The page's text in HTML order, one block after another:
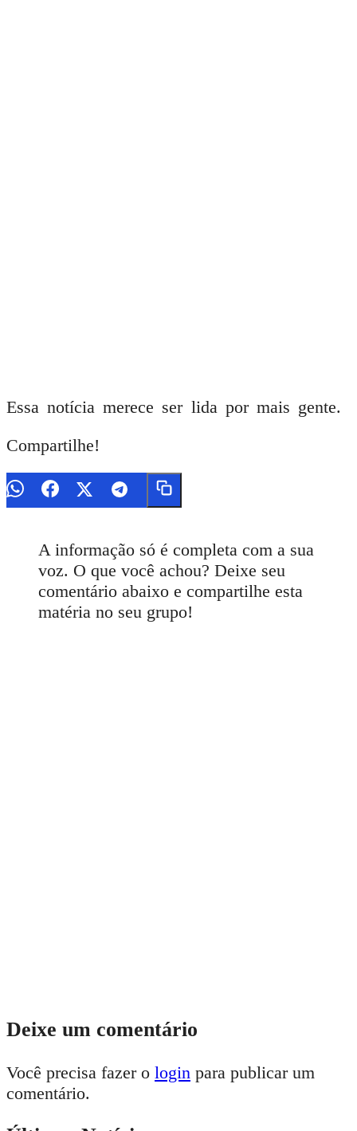
Essa notícia merece ser lida por mais gente.
Compartilhe!
A informação só é completa com a sua
voz. O que você achou? Deixe seu
comentário abaixo e compartilhe esta
matéria no seu grupo!
Deixe um comentário
Você precisa fazer o login para publicar um
comentário.